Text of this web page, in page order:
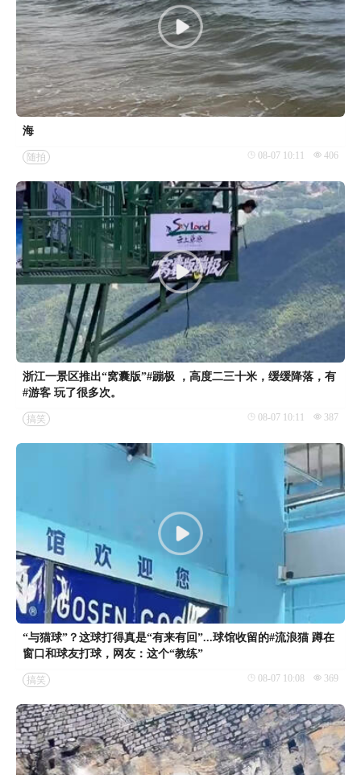
海
随拍 08-07 10:11 406
浙江一景区推出“窝囊版”#蹦极 ，高度二三十米，缓缓降落，有
#游客 玩了很多次。
搞笑 08-07 10:11 387
“与猫球”？这球打得真是“有来有回”...球馆收留的#流浪猫 蹲在
窗口和球友打球，网友：这个“教练”
搞笑 08-07 10:08 369